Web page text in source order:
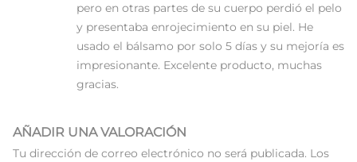
pero en otras partes de su cuerpo perdió el pelo
y presentaba enrojecimiento en su piel. He
usado el bálsamo por solo 5 días y su mejoría es
impresionante. Excelente producto, muchas
gracias.
AÑADIR UNA VALORACIÓN
Tu dirección de correo electrónico no será publicada. Los